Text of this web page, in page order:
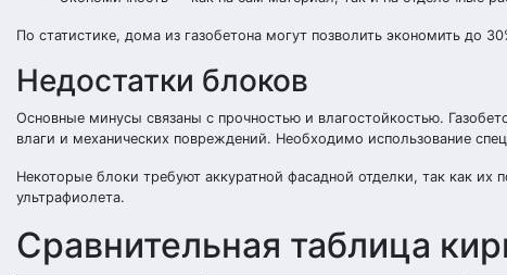
По статистике, дома из газобетона могут позволить экономить до
Недостатки блоков
Основные минусы связаны с прочностью и влагостойкостью.
влаги и механических повреждений. Необходимо использование
Некоторые блоки требуют аккуратной фасадной отделки, так как
ультрафиолета.
Сравнительная таблица